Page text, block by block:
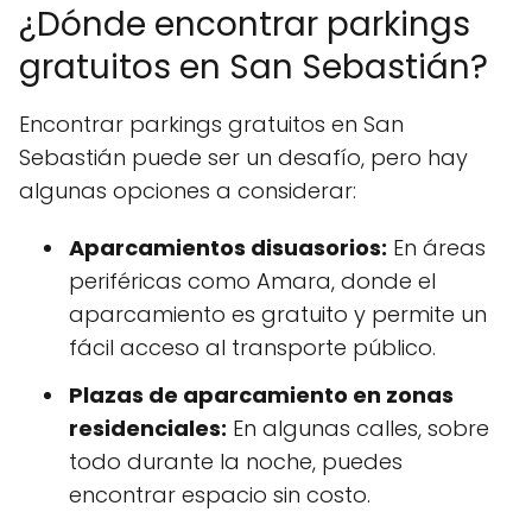
¿Dónde encontrar parkings
gratuitos en San Sebastián?
Encontrar parkings gratuitos en San
Sebastián puede ser un desafío, pero hay
algunas opciones a considerar:
Aparcamientos disuasorios: En áreas
periféricas como Amara, donde el
aparcamiento es gratuito y permite un
fácil acceso al transporte público.
Plazas de aparcamiento en zonas
residenciales: En algunas calles, sobre
todo durante la noche, puedes
encontrar espacio sin costo.